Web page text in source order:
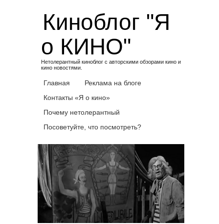
Киноблог "Я
о КИНО"
Нетолерантный киноблог с авторскими обзорами кино и
кино новостями.
Главная
Реклама на блоге
Контакты «Я о кино»
Почему нетолерантный
Посоветуйте, что посмотреть?